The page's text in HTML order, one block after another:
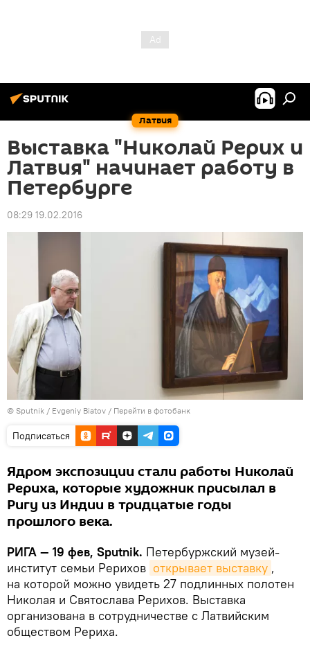
Латвия
Выставка "Николай Рерих и
Латвия" начинает работу в
Петербурге
08:29 19.02.2016
© Sputnik / Evgeniy Biatov / Перейти в фотобанк
Подписаться
Ядром экспозиции стали работы Николай
Рериха, которые художник присылал в
Ригу из Индии в тридцатые годы
прошлого века.
РИГА — 19 фев, Sputnik. Петербуржский музей-
институт семьи Рерихов открывает выставку ,
на которой можно увидеть 27 подлинных полотен
Николая и Святослава Рерихов. Выставка
организована в сотрудничестве с Латвийским
обществом Рериха.